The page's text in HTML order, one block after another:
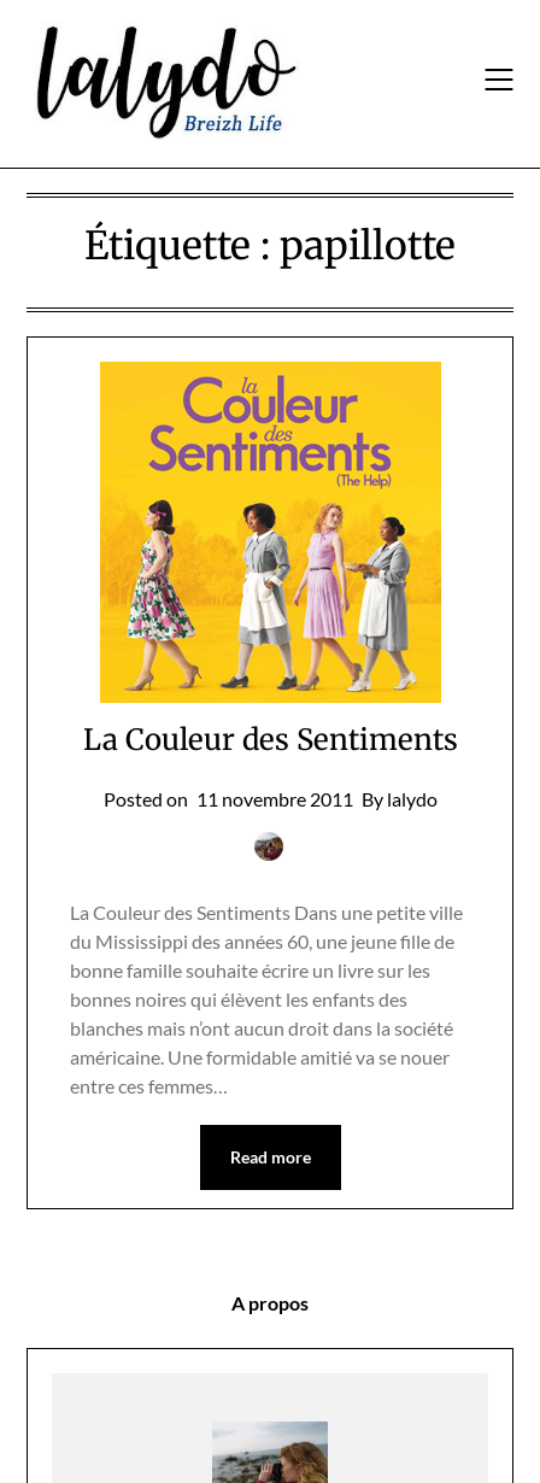
content
Étiquette : papillotte
La Couleur des Sentiments
Posted on 11 novembre 2011 By lalydo
La Couleur des Sentiments Dans une petite ville
du Mississippi des années 60, une jeune fille de
bonne famille souhaite écrire un livre sur les
bonnes noires qui élèvent les enfants des
blanches mais n’ont aucun droit dans la société
américaine. Une formidable amitié va se nouer
entre ces femmes…
Read more
A propos